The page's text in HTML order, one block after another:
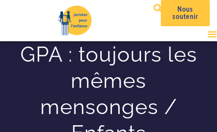
Nous
soutenir
GPA : toujours les
mêmes
mensonges /